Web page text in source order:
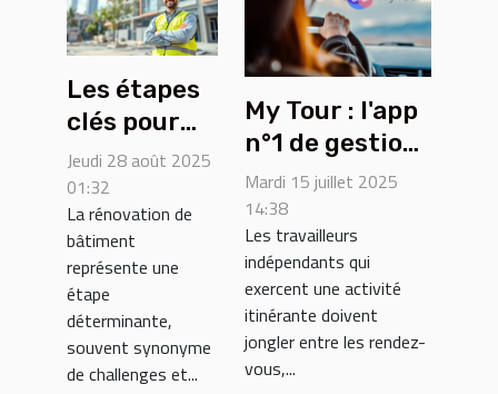
Les étapes
clés pour
une
rénovation
réussie de
bâtiment
Jeudi 28 août 2025
01:32
La rénovation de
bâtiment
représente une
étape
déterminante,
souvent synonyme
de challenges et...
My Tour : l'app
n°1 de gestion
administrative
pour les
indépendants
en
déplacement !
Mardi 15 juillet 2025
14:38
Les travailleurs
indépendants qui
exercent une activité
itinérante doivent
jongler entre les rendez-
vous,...